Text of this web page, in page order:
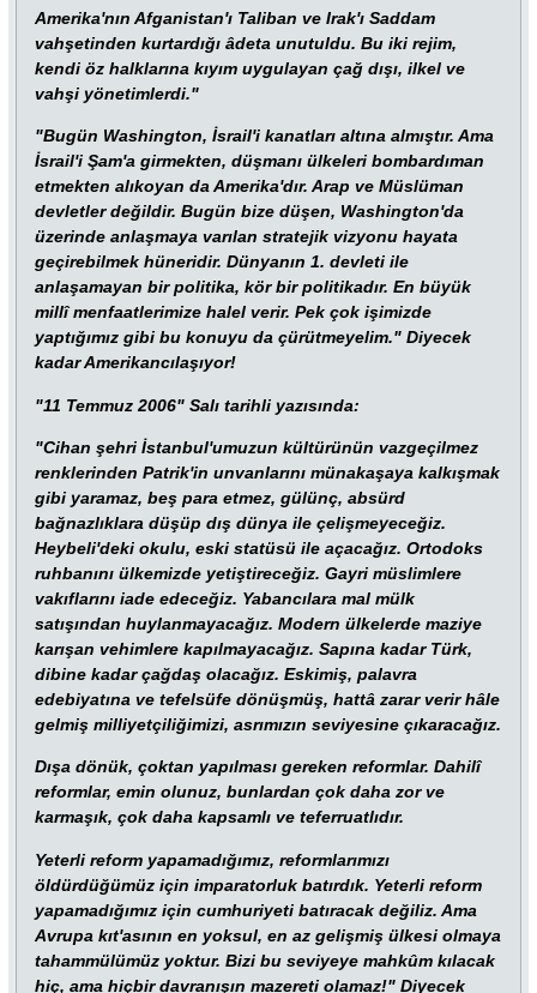
Amerika'nın Afganistan'ı Taliban ve Irak'ı Saddam
vahşetinden kurtardığı âdeta unutuldu. Bu iki rejim,
kendi öz halklarına kıyım uygulayan çağ dışı, ilkel ve
vahşi yönetimlerdi."
"Bugün Washington, İsrail'i kanatları altına almıştır. Ama
İsrail'i Şam'a girmekten, düşmanı ülkeleri bombardıman
etmekten alıkoyan da Amerika'dır. Arap ve Müslüman
devletler değildir. Bugün bize düşen, Washington'da
üzerinde anlaşmaya varılan stratejik vizyonu hayata
geçirebilmek hüneridir. Dünyanın 1. devleti ile
anlaşamayan bir politika, kör bir politikadır. En büyük
millî menfaatlerimize halel verir. Pek çok işimizde
yaptığımız gibi bu konuyu da çürütmeyelim." Diyecek
kadar Amerikancılaşıyor!
"11 Temmuz 2006" Salı tarihli yazısında:
"Cihan şehri İstanbul'umuzun kültürünün vazgeçilmez
renklerinden Patrik'in unvanlarını münakaşaya kalkışmak
gibi yaramaz, beş para etmez, gülünç, absürd
bağnazlıklara düşüp dış dünya ile çelişmeyeceğiz.
Heybeli'deki okulu, eski statüsü ile açacağız. Ortodoks
ruhbanını ülkemizde yetiştireceğiz. Gayri müslimlere
vakıflarını iade edeceğiz. Yabancılara mal mülk
satışından huylanmayacağız. Modern ülkelerde maziye
karışan vehimlere kapılmayacağız. Sapına kadar Türk,
dibine kadar çağdaş olacağız. Eskimiş, palavra
edebiyatına ve tefelsüfe dönüşmüş, hattâ zarar verir hâle
gelmiş milliyetçiliğimizi, asrımızın seviyesine çıkaracağız.
Dışa dönük, çoktan yapılması gereken reformlar. Dahilî
reformlar, emin olunuz, bunlardan çok daha zor ve
karmaşık, çok daha kapsamlı ve teferruatlıdır.
Yeterli reform yapamadığımız, reformlarımızı
öldürdüğümüz için imparatorluk batırdık. Yeterli reform
yapamadığımız için cumhuriyeti batıracak değiliz. Ama
Avrupa kıt'asının en yoksul, en az gelişmiş ülkesi olmaya
tahammülümüz yoktur. Bizi bu seviyeye mahkûm kılacak
hiç, ama hiçbir davranışın mazereti olamaz!" Diyecek